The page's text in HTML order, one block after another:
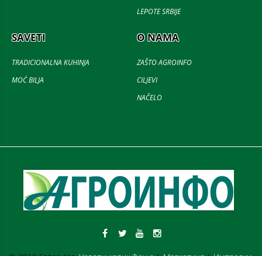
LEPOTE SRBIJE
SAVETI
TRADICIONALNA KUHINJA
MOĆ BILJA
O NAMA
ZAŠTO AGROINFO
CILJEVI
NAČELO